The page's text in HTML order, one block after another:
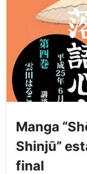
Manga
Shinjū”
final